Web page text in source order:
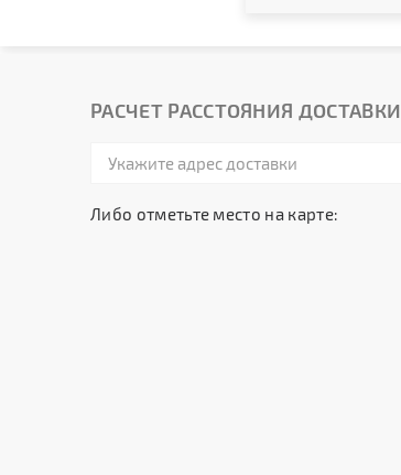
РАСЧЕТ РАССТОЯНИЯ ДОСТАВКИ
Либо отметьте место на карте: